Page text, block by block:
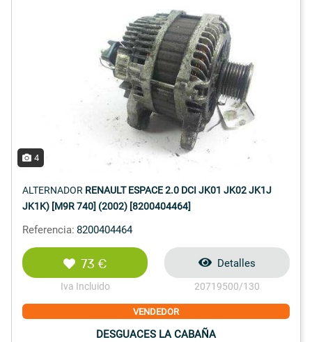
4
ALTERNADOR RENAULT ESPACE 2.0 DCI JK01 JK02 JK1J
JK1K) [M9R 740] (2002) [8200404464]
Referencia: 8200404464
73 €
Iva Incluido
Detalles
20719500/130
VENDEDOR
DESGUACES LA CABAÑA